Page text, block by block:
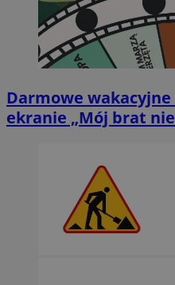
Darmowe
ekranie „Mój brat